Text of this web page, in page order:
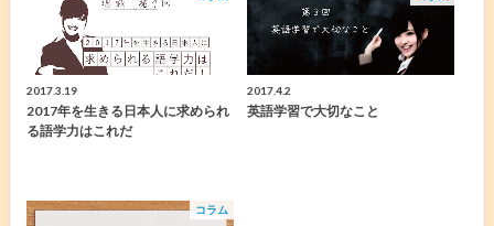
2017.3.19
2017年を生きる日本人に求められ
る語学力はこれだ
2017.4.2
英語学習で大切なこと
コラム